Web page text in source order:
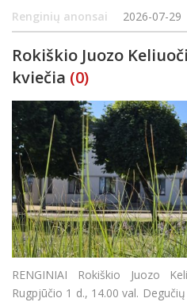
etnografinis ansamblis
Bukšta Rokiškio kultūros centro
Renginių anonsai 2026-07-29
Rokiškio Juozo
kviečia (0)
RENGINIAI Rokiškio Juozo
Rugpjūčio 1 d., 14.00 val.